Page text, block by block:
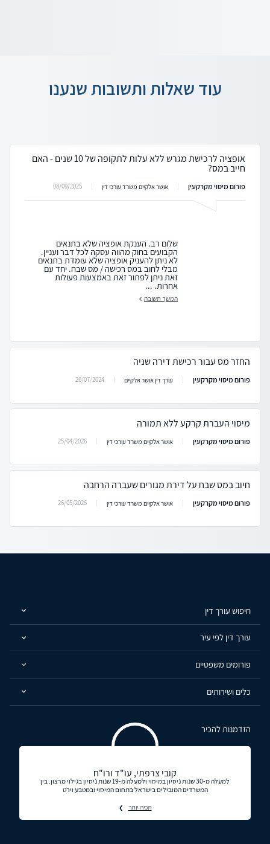
עוד שאלות ותשובות שנענו
אופציה לרכישת מגרש ללא עלות לתקופה של 10 שנים - האם
חייב במס?
פורום מיסוי מקרקעין אושר אלקיים משרד עורכי דין 08/09/2025
שלום רב. הענקת אופציה שלא בתנאים
הקבועים בחוק מהווה עסקה לכל דבר ועניין.
לא ניתן להעניק אופציה שלא עומדת בתנאים
מבלי לחוב במס רכישה / מס שבח. יחד עם
זאת ניתן לפתור זאת באמצעות פעולות
אחרות. ...
המשך תשובה
החזר מס עבור רכישת דירה שניה
פורום מיסוי מקרקעין עורך דין אושר אלקיים 26/07/2024
מיסוי העברת קרקע ללא תמורה
פורום מיסוי מקרקעין אושר אלקיים משרד עורכי דין 25/04/2026
חיוב במס שבח על דירת מגורים שעברה הרחבה
פורום מיסוי מקרקעין אושר אלקיים משרד עורכי דין 26/05/2026
חיפוש עורך דין
עורך דין לפי עיר
פורומים משפטיים
כלים ושירותים
הזדמנות להכיר
קובי צרפתי, עו"ד ורו"ח
למעלה מ-30 שנות ניסיון במיסוי ולמעלה מ-19 שנות ניסיון בגילוי מרצון. בין
המשרדים המובילים בישראל בתחום המיסוי ובמטבע וירט
תכירו יותר